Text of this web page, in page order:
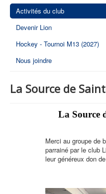
Activités du club
Devenir Lion
Hockey - Tournoi M13 (2027)
Nous joindre
La Source de
La Source
Merci au groupe de
parrainé par le club
leur généreux don